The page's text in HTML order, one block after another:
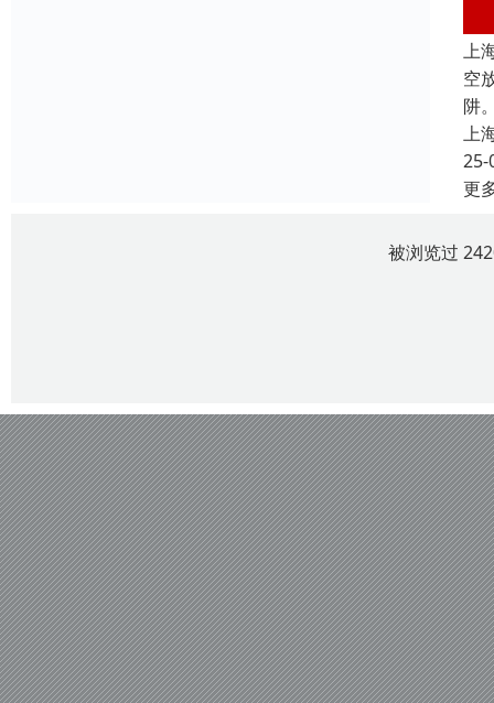
上
空
阱‌
上
25-
更
被浏览过